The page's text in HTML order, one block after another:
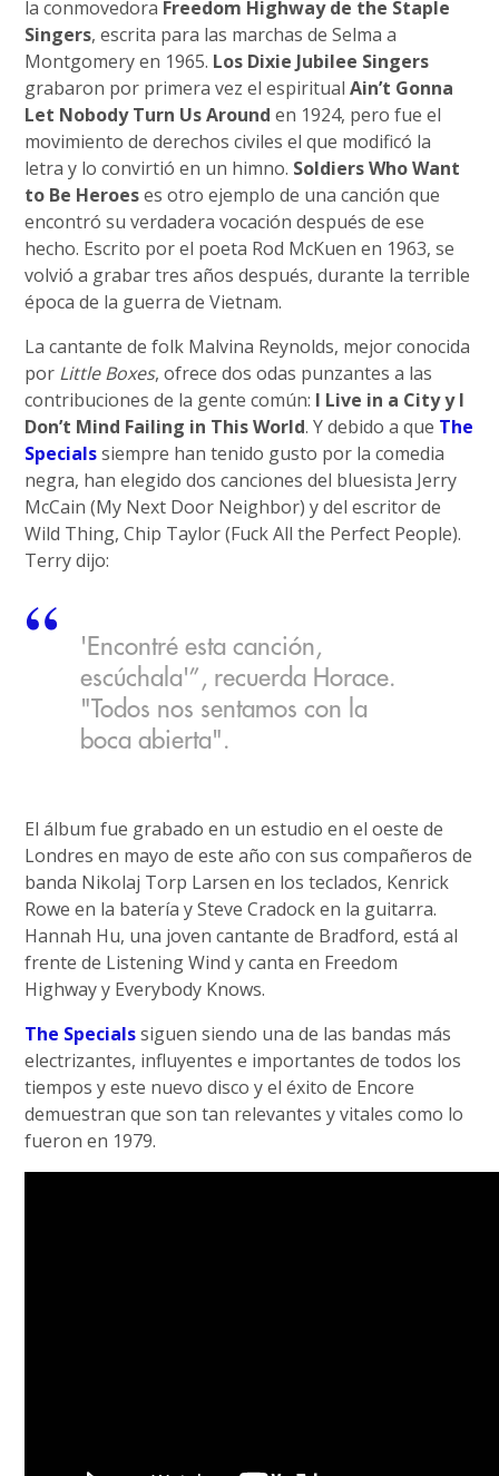
la conmovedora Freedom Highway de the Staple
Singers, escrita para las marchas de Selma a
Montgomery en 1965. Los Dixie Jubilee Singers
grabaron por primera vez el espiritualAin’t Gonna
Let Nobody Turn Us Around en 1924, pero fue el
movimiento de derechos civiles el que modificó la
letra y lo convirtió en un himno. Soldiers Who Want
to Be Heroeses otro ejemplo de una canción que
encontró su verdadera vocación después de ese
hecho. Escrito por el poeta Rod McKuen en 1963, se
volvió a grabar tres años después, durante la terrible
época de la guerra de Vietnam.
La cantante de folk Malvina Reynolds, mejor conocida
por Little Boxes, ofrece dos odas punzantes a las
contribuciones de la gente común: I Live in a City y I
Don’t Mind Failing in This World. Y debido a que The
Specialssiempre han tenido gusto por la comedia
negra, han elegido dos canciones del bluesista Jerry
McCain (My Next Door Neighbor) y del escritor de
Wild Thing, Chip Taylor (Fuck All the Perfect People).
Terry dijo:
'Encontré esta canción,
escúchala'”, recuerda Horace.
"Todos nos sentamos con la
boca abierta".
El álbum fue grabado en un estudio en el oeste de
Londres en mayo de este año con sus compañeros de
banda Nikolaj Torp Larsen en los teclados, Kenrick
Rowe en la batería y Steve Cradock en la guitarra.
Hannah Hu, una joven cantante de Bradford, está al
frente de Listening Wind y canta en Freedom
Highway y Everybody Knows.
The Specialssiguen siendo una de las bandas más
electrizantes, influyentes e importantes de todos los
tiempos y este nuevo disco y el éxito de Encore
demuestran que son tan relevantes y vitales como lo
fueron en 1979.